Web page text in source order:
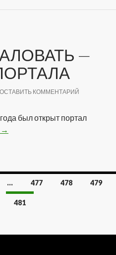
—
ОСТАВИТЬ КОММЕНТАРИЙ
был открыт портал
Добро пожаловать — Открытие
→
… 477 478 479
481